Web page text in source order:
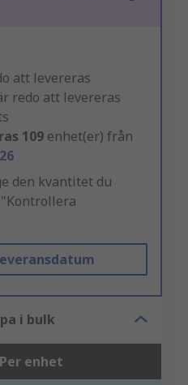
att levereras
redo att levereras
109 enhet(er) från
den kvantitet du
i bulk
Per enhet